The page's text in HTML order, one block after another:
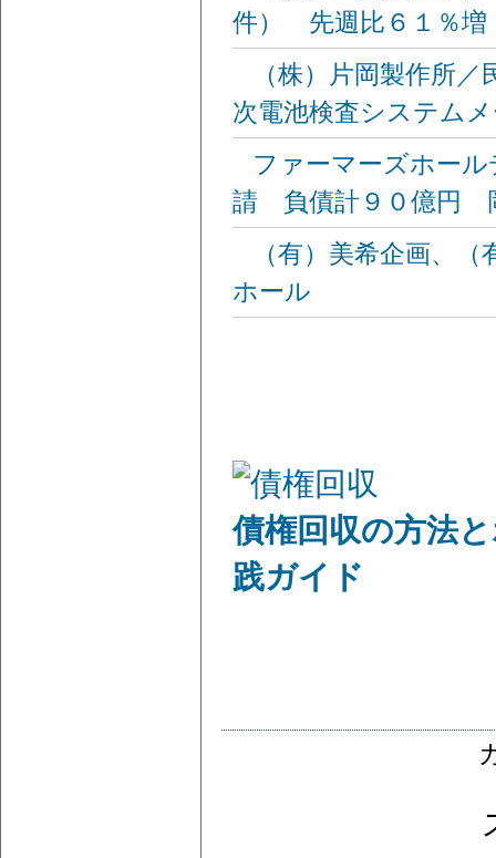
件） 先週比６１％増
（株）片岡製作所
次電池検査システム
ファーマーズホー
請 負債計９０億円
（有）美希企画、
ホール
債権回収の方法
践ガイド